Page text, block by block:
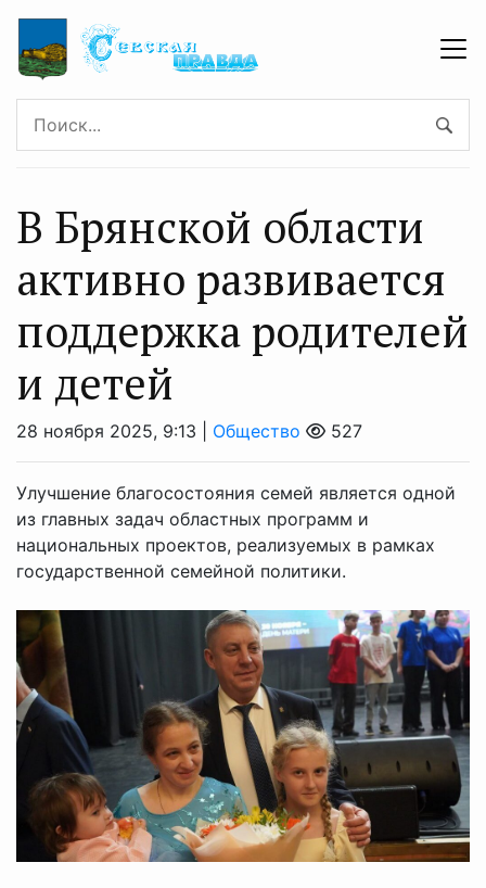
В Брянской области
активно развивается
поддержка родителей
и детей
28 ноября 2025, 9:13 | Общество 527
Улучшение благосостояния семей является одной
из главных задач областных программ и
национальных проектов, реализуемых в рамках
государственной семейной политики.